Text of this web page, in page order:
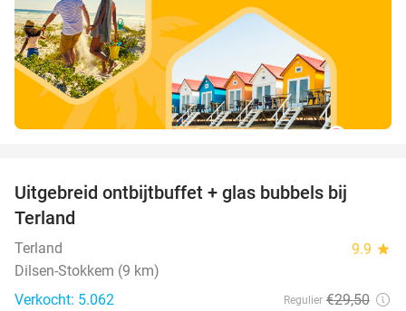
Uitgebreid ontbijtbuffet + glas bubbels bij
Terland
Terland 9.9 star
Dilsen-Stokkem (9 km)
Verkocht: 5.062
Regulier €29,50